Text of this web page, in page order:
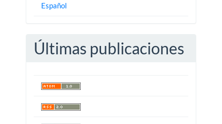
Español
Últimas publicaciones